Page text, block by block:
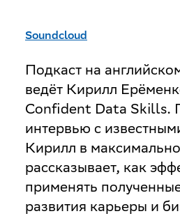
Soundcloud
Подкаст на
ведёт Кирилл
Confident Data Skills.
интервью с
Кирилл в
рассказывает, как
применять
развития карьеры и